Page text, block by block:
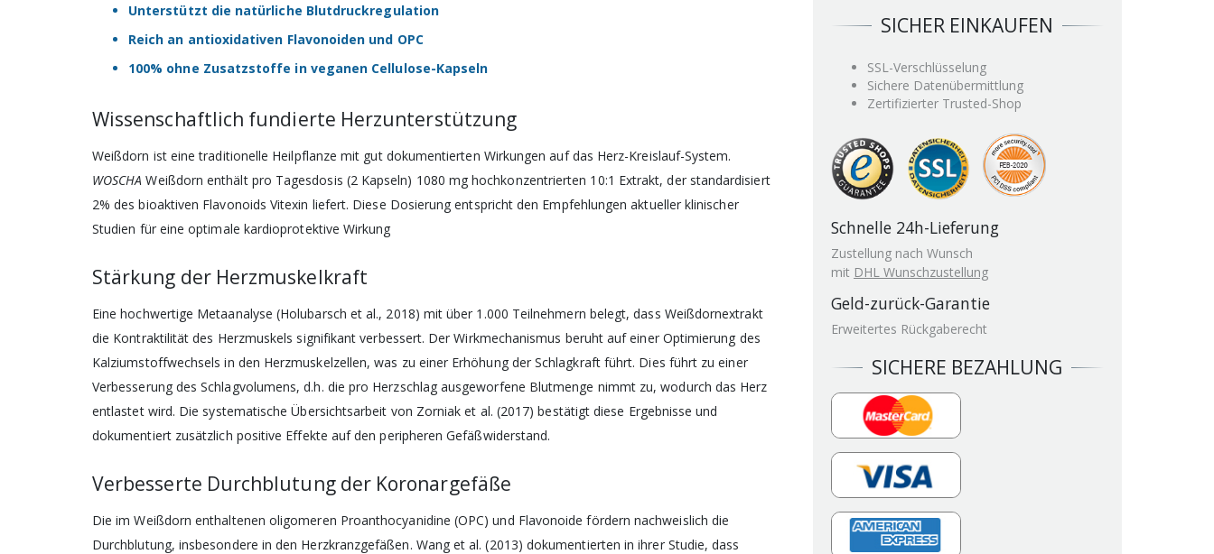
Unterstützt die natürliche Blutdruckregulation
Reich an antioxidativen Flavonoiden und OPC
100% ohne Zusatzstoffe in veganen Cellulose-Kapseln
Wissenschaftlich fundierte Herzunterstützung
Weißdorn ist eine traditionelle Heilpflanze mit gut dokumentierten Wirkungen auf das Herz-Kreislauf-System.
WOSCHA Weißdorn enthält pro Tagesdosis (2 Kapseln) 1080 mg hochkonzentrierten 10:1 Extrakt, der standardisiert
2% des bioaktiven Flavonoids Vitexin liefert. Diese Dosierung entspricht den Empfehlungen aktueller klinischer
Studien für eine optimale kardioprotektive Wirkung
Stärkung der Herzmuskelkraft
Eine hochwertige Metaanalyse (Holubarsch et al., 2018) mit über 1.000 Teilnehmern belegt, dass Weißdornextrakt
die Kontraktilität des Herzmuskels signifikant verbessert. Der Wirkmechanismus beruht auf einer Optimierung des
Kalziumstoffwechsels in den Herzmuskelzellen, was zu einer Erhöhung der Schlagkraft führt. Dies führt zu einer
Verbesserung des Schlagvolumens, d.h. die pro Herzschlag ausgeworfene Blutmenge nimmt zu, wodurch das Herz
entlastet wird. Die systematische Übersichtsarbeit von Zorniak et al. (2017) bestätigt diese Ergebnisse und
dokumentiert zusätzlich positive Effekte auf den peripheren Gefäßwiderstand.
Verbesserte Durchblutung der Koronargefäße
Die im Weißdorn enthaltenen oligomeren Proanthocyanidine (OPC) und Flavonoide fördern nachweislich die
Durchblutung, insbesondere in den Herzkranzgefäßen. Wang et al. (2013) dokumentierten in ihrer Studie, dass
SICHER EINKAUFEN
SSL-Verschlüsselung
Sichere Datenübermittlung
Zertifizierter Trusted-Shop
Schnelle 24h-Lieferung
Zustellung nach Wunsch
mit DHL Wunschzustellung
Geld-zurück-Garantie
Erweitertes Rückgaberecht
SICHERE BEZAHLUNG
Abonnieren Sie unseren
podo medi Vitalbrief